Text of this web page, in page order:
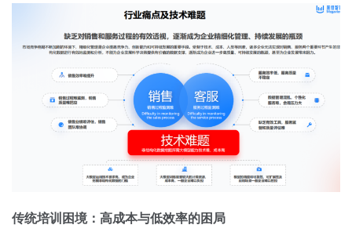
按业务场景
交易跟进
传统培训困境：高成本与低效率的困局